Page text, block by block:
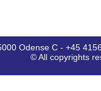
Odense C - +45
© All copyrights